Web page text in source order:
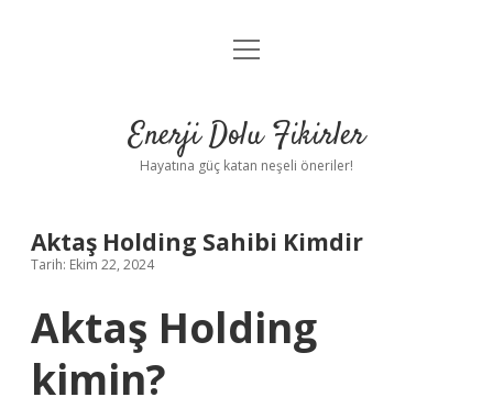
Anasayfa
Yasal Uyarı
menüyü
Enerji Dolu Fikirler
Hayatına güç katan neşeli öneriler!
Aktaş Holding Sahibi Kimdir
Tarih: Ekim 22, 2024
Aktaş Holding
kimin?